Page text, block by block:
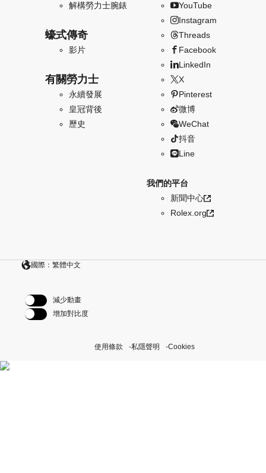
解構勞力士腕錶
蠔式傳奇
影片
有關勞力士
永續發展
皇冠背後
歷史
YouTube
Instagram
Threads
Facebook
LinkedIn
X
Pinterest
微博
WeChat
抖音
Line
我們的平台
新聞中心
Rolex.org
國際：繁體中文
減少動畫
增加對比度
使用條款 私隱聲明 Cookies